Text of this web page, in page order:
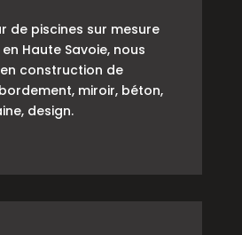
de piscines sur mesure
Haute Savoie, nous
construction de
miroir, béton,
design.